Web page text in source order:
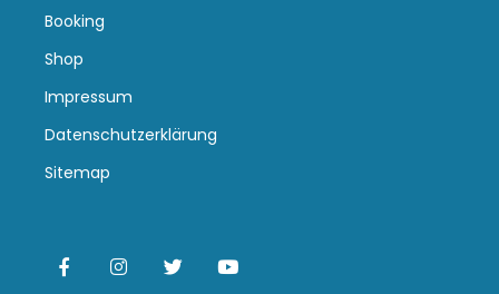
Booking
Shop
Impressum
Datenschutzerklärung
Sitemap